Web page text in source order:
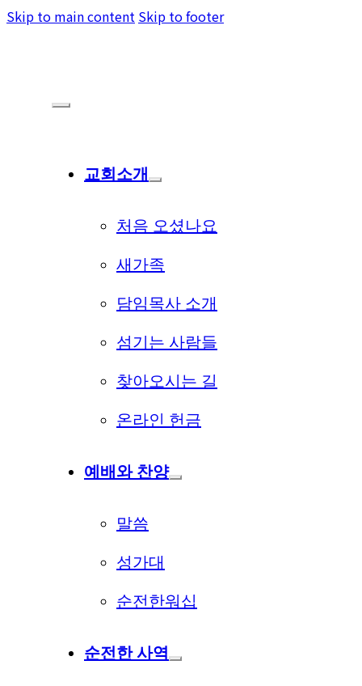
Skip to main content Skip to footer
교회소개
처음 오셨나요
새가족
담임목사 소개
섬기는 사람들
찾아오시는 길
온라인 헌금
예배와 찬양
말씀
성가대
순전한워십
순전한 사역